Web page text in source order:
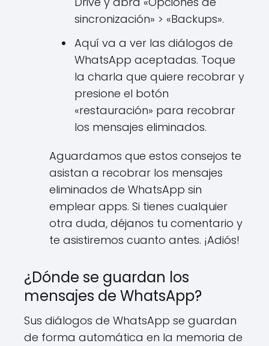
sincronización» > «Backups».
Aquí va a ver las diálogos de
WhatsApp aceptadas. Toque
la charla que quiere recobrar y
presione el botón
«restauración» para recobrar
los mensajes eliminados.
Aguardamos que estos consejos te
asistan a recobrar los mensajes
eliminados de WhatsApp sin
emplear apps. Si tienes cualquier
otra duda, déjanos tu comentario y
te asistiremos cuanto antes. ¡Adiós!
¿Dónde se guardan los
mensajes de WhatsApp?
Sus diálogos de WhatsApp se guardan
de forma automática en la memoria de